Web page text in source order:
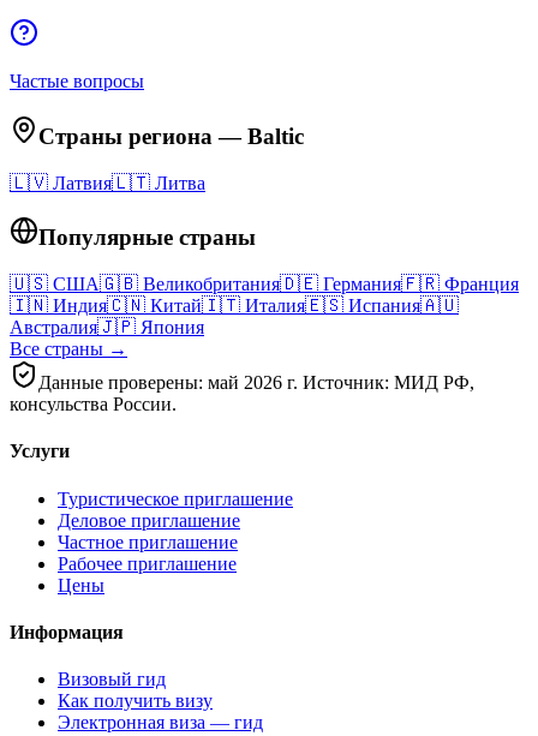
Частые вопросы
Страны региона —Baltic
🇱🇻 Латвия🇱🇹 Литва
Популярные страны
🇺🇸 США🇬🇧 Великобритания🇩🇪 Германия🇫🇷 Франция
🇮🇳 Индия🇨🇳 Китай🇮🇹 Италия🇪🇸 Испания🇦🇺
Австралия🇯🇵 Япония
Все страны →
Данные проверены: май 2026 г. Источник: МИД РФ,
консульства России.
Услуги
Туристическое приглашение
Деловое приглашение
Частное приглашение
Рабочее приглашение
Цены
Информация
Визовый гид
Как получить визу
Электронная виза — гид